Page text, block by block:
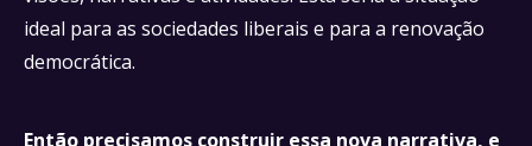
ideal para as sociedades liberais e para a renovação
democrática.
Então precisamos construir essa nova narrativa, e